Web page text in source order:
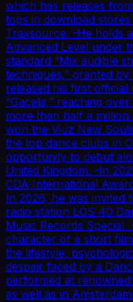
which has releases
tops in download
Traxsource. -He holds
Advanced Level under
standard “Mix audible
techniques,” granted
released his first
“Gacela,” reaching
more than half a
won the Viuz New
the top dance clubs in
opportunity to debut
United Kingdom. -In
CDA International
In 2026, he was invited
radio station LOS 40
Music Records Special.
character of a short
the lifestyle,
despair faced by a
performed at
as well as in